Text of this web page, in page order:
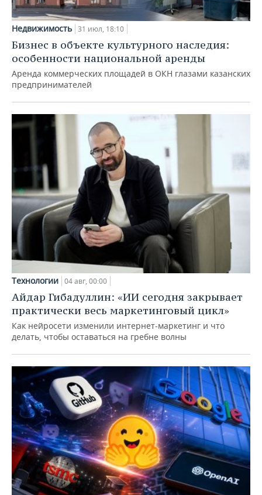
Недвижимость 31 июл, 18:10
Бизнес в объекте культурного наследия:
особенности национальной аренды
Аренда коммерческих площадей в ОКН глазами казанских
предпринимателей
Технологии 04 авг, 00:00
Айдар Гибадуллин: «ИИ сегодня закрывает
практически весь маркетинговый цикл»
Как нейросети изменили интернет-маркетинг и что
делать, чтобы оставаться на гребне волны